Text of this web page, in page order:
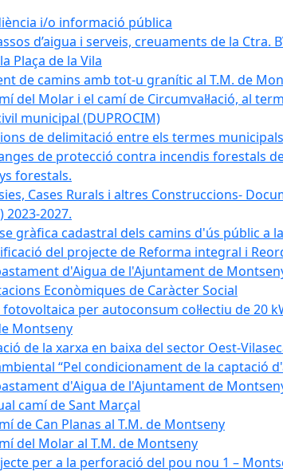
i/o informació pública
d’aigua i serveis, creuaments de la Ctra.
Plaça de la Vila
de camins amb tot-u granític al T.M. de
del Molar i el camí de Circumval·lació, al
municipal (DUPROCIM)
de delimitació entre els termes
de protecció contra incendis forestals
forestals.
Cases Rurals i altres Construccions-
2023-2027.
gràfica cadastral dels camins d'ús públic a
del projecte de Reforma integral i
d'Aigua de l'Ajuntament de
Econòmiques de Caràcter Social
fotovoltaica per autoconsum col·lectiu de 20
Montseny
de la xarxa en baixa del sector Oest-
“Pel condicionament de la captació
d'Aigua de l'Ajuntament de
camí de Sant Marçal
de Can Planas al T.M. de Montseny
del Molar al T.M. de Montseny
per a la perforació del pou nou 1 –